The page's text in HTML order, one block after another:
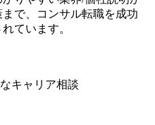
です(ワンプール制) ● 海外
、グローバル案件に対応
しています 東京都中央区
重洲 八重洲セントラルタワ
煙、ビル内喫煙室あり WE
合格している方 ● テクノ
学卒業に限る ・大手総合
とフレキシブルな働き方を
頃 ※選考会参加人数に
参加予定DTE ① MRS-IMS
③ CyberSecurity ④ IES ⑤ I
H&PS オンライン (Teams)
ング、新卒注目ランキン
り株主からの圧力がない
対面でのコミュニケーシ
勤務。1日の労働時間平均
度の年間データ、エンジニ
～最長16:00 2026年8月10
回る場合は、厳正なる審査
で、コンサル転職を成功
ています。
キャリア相談